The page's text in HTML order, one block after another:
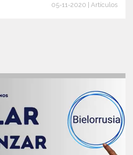
05-11-2020 | Artículos